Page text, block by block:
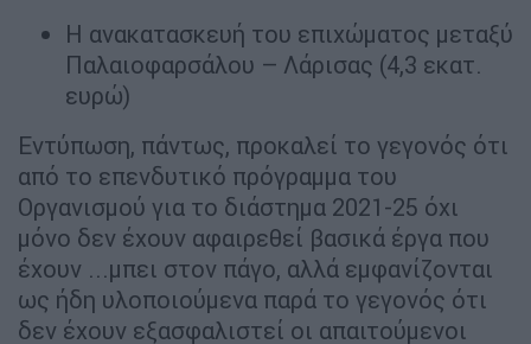
Η ανακατασκευή του επιχώματος μεταξύ
Παλαιοφαρσάλου – Λάρισας (4,3 εκατ.
ευρώ)
Εντύπωση, πάντως, προκαλεί το γεγονός ότι
από το επενδυτικό πρόγραμμα του
Οργανισμού για το διάστημα 2021-25 όχι
μόνο δεν έχουν αφαιρεθεί βασικά έργα που
έχουν ...μπει στον πάγο, αλλά εμφανίζονται
ως ήδη υλοποιούμενα παρά το γεγονός ότι
δεν έχουν εξασφαλιστεί οι απαιτούμενοι